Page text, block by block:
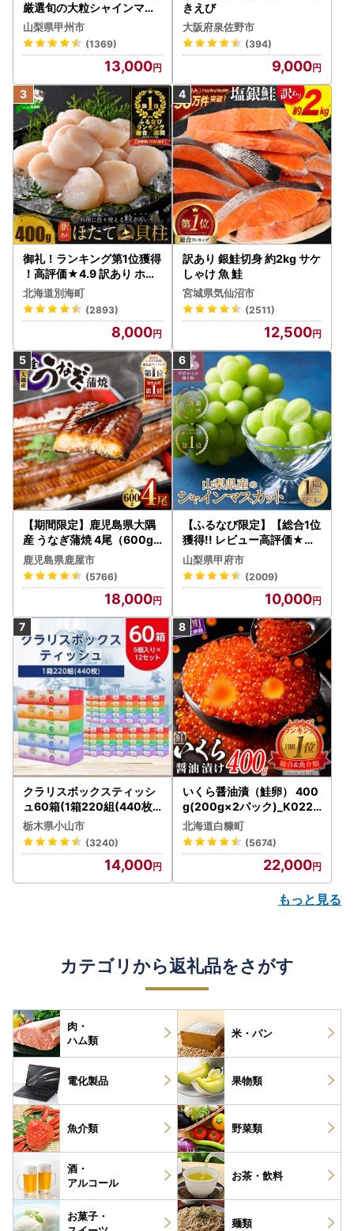
厳選旬の大粒シャインマス
カット 約1.3kg 2～3房【2
026年発送】（MG）B12-
472 FN-Limited-VO シャ
インマスカット フルーツ
山梨県甲州市
(1369)
13,000
きえび
大阪府泉佐野市
(394)
9,000
御礼！ランキング第1位獲得
！高評価★4.9 訳あり ホタ
テ 400g（ほたて 帆立 貝柱
冷凍 ）
北海道別海町
(2893)
8,000
訳あり 銀鮭切身 約2kg サケ
しゃけ 魚 鮭
宮城県気仙沼市
(2511)
12,500
【期間限定】鹿児島県大隅
産 うなぎ蒲焼 4尾（600g
） KN007-004-04-cp18
うなぎ 鰻 魚 惣菜 総菜
鹿児島県鹿屋市
(5766)
18,000
【ふるなび限定】【総合1位
獲得!! レビュー高評価★】
〈2026年度配送分〉山梨
県産 シャインマスカット 2
～3房（1.0kg以上）シャイ
ン フルーツ FN-Limited-S
P
山梨県甲府市
(2009)
10,000
クラリスボックスティッシ
ュ60箱(1箱220組(440枚))
(5個入り×12セット)【配送
不可地域：離島・沖縄県】
【1256759】
栃木県小山市
(3240)
14,000
いくら醤油漬（鮭卵） 400
g(200g×2パック)_K022-
1676
北海道白糠町
(5674)
22,000
もっと見る
カテゴリから返礼品をさがす
肉・
ハム類
米・パン
電化製品 果物類
魚介類 野菜類
酒・
アルコール
お茶・ 飲料
お菓子・
麺類